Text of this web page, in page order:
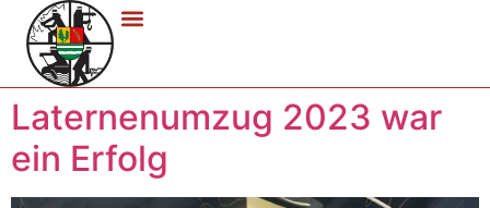
Laternenumzug 2023 war
ein Erfolg